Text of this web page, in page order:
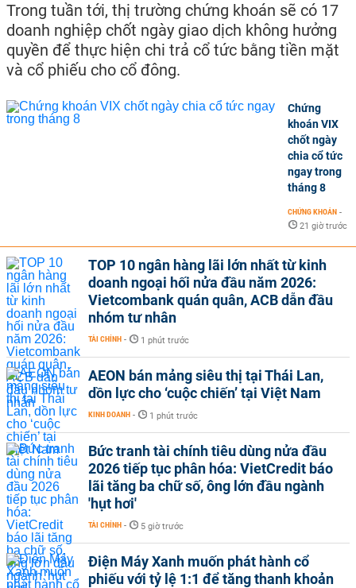
Trong tuần tới, thị trường chứng khoán sẽ có 17
doanh nghiệp chốt ngày giao dịch không hưởng
quyền để thực hiện chi trả cổ tức bằng tiền mặt
và cổ phiếu cho cổ đông.
Chứng
khoán VIX
chốt ngày
chia cổ tức
ngay trong
tháng 8
CHỨNG KHOÁN -
21 giờ trước
TOP 10 ngân hàng lãi lớn nhất từ kinh
doanh ngoại hối nửa đầu năm 2026:
Vietcombank quán quân, ACB dẫn đầu
nhóm tư nhân
TÀI CHÍNH - 1 phút trước
AEON bán mảng siêu thị tại Thái Lan,
dồn lực cho ‘cuộc chiến’ tại Việt Nam
KINH DOANH - 1 phút trước
Bức tranh tài chính tiêu dùng nửa đầu
2026 tiếp tục phân hóa: VietCredit báo
lãi tăng ba chữ số, ông lớn đầu ngành
'hụt hơi'
TÀI CHÍNH - 5 giờ trước
Điện Máy Xanh muốn phát hành cổ
phiếu với tỷ lệ 1:1 để tăng thanh khoản